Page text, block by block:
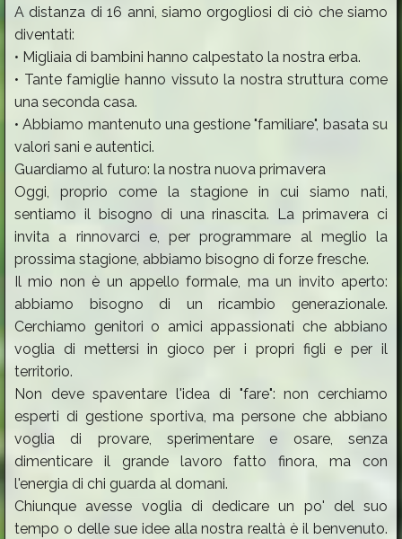
A distanza di 16 anni, siamo orgogliosi di ciò che siamo
diventati:
• Migliaia di bambini hanno calpestato la nostra erba.
• Tante famiglie hanno vissuto la nostra struttura come
una seconda casa.
• Abbiamo mantenuto una gestione "familiare", basata su
valori sani e autentici.
Guardiamo al futuro: la nostra nuova primavera
Oggi, proprio come la stagione in cui siamo nati,
sentiamo il bisogno di una rinascita. La primavera ci
invita a rinnovarci e, per programmare al meglio la
prossima stagione, abbiamo bisogno di forze fresche.
Il mio non è un appello formale, ma un invito aperto:
abbiamo bisogno di un ricambio generazionale.
Cerchiamo genitori o amici appassionati che abbiano
voglia di mettersi in gioco per i propri figli e per il
territorio.
Non deve spaventare l'idea di "fare": non cerchiamo
esperti di gestione sportiva, ma persone che abbiano
voglia di provare, sperimentare e osare, senza
dimenticare il grande lavoro fatto finora, ma con
l'energia di chi guarda al domani.
Chiunque avesse voglia di dedicare un po' del suo
tempo o delle sue idee alla nostra realtà è il benvenuto.